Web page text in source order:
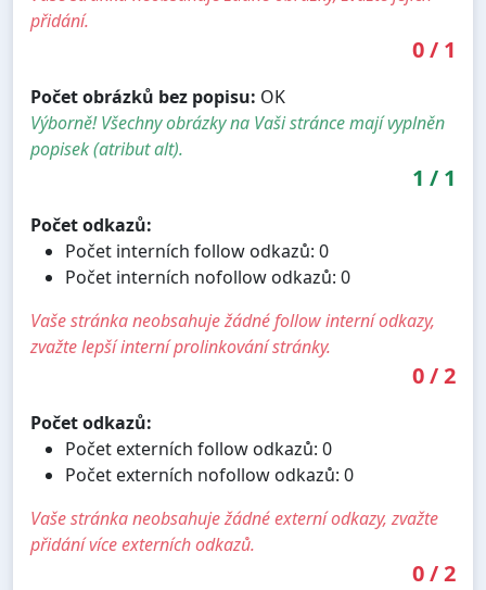
přidání.
0/ 1
Počet obrázků bez popisu: OK
Výborně! Všechny obrázky na Vaši stránce mají vyplněn
popisek (atribut alt).
1 / 1
Počet odkazů:
Počet interních follow odkazů: 0
Počet interních nofollow odkazů: 0
Vaše stránka neobsahuje žádné follow interní odkazy,
zvažte lepší interní prolinkování stránky.
0/2
Počet odkazů:
Počet externích follow odkazů: 0
Počet externích nofollow odkazů: 0
Vaše stránka neobsahuje žádné externí odkazy, zvažte
přidání více externích odkazů.
0/2